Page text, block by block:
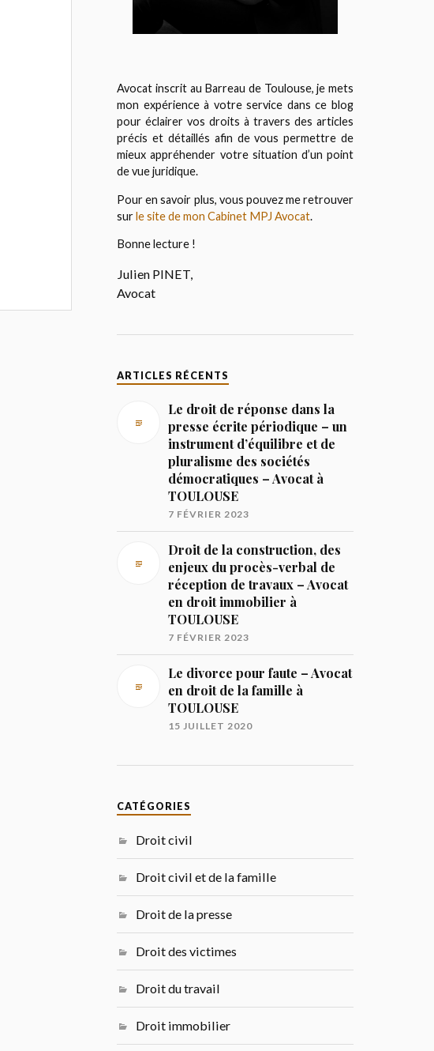
Avocat inscrit au Barreau de Toulouse, je mets
mon expérience à votre service dans ce blog
pour éclairer vos droits à travers des articles
précis et détaillés afin de vous permettre de
mieux appréhender votre situation d’un point
de vue juridique.
Pour en savoir plus, vous pouvez me retrouver
surle site de mon Cabinet MPJ Avocat.
Bonne lecture !
Julien PINET,
Avocat
ARTICLES RÉCENTS
Le droit de réponse dans la
presse écrite périodique – un
instrument d’équilibre et de
pluralisme des sociétés
démocratiques – Avocat à
TOULOUSE
7 FÉVRIER 2023
Droit de la construction, des
enjeux du procès-verbal de
réception de travaux – Avocat
en droit immobilier à
TOULOUSE
7 FÉVRIER 2023
Le divorce pour faute – Avocat
en droit de la famille à
TOULOUSE
15 JUILLET 2020
CATÉGORIES
Droit civil
Droit civil et de la famille
Droit de la presse
Droit des victimes
Droit du travail
Droit immobilier